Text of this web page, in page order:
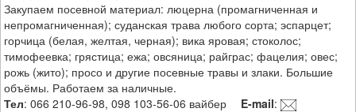
Закупаем посевной материал: люцерна (промагниченная и
непромагниченная); суданская трава любого сорта; эспарцет;
горчица (белая, желтая, черная); вика яровая; стоколос;
тимофеевка; грястица; ежа; овсяница; райграс; фацелия; овес;
рожь (жито); просо и другие посевные травы и злаки. Большие
объёмы. Работаем за наличные.
Тел: 066 210-96-98, 098 103-56-06 вайбер E-mail: